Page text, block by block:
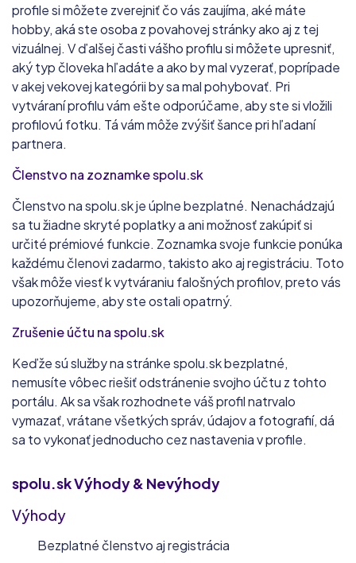
profile si môžete zverejniť čo vás zaujíma, aké máte
hobby, aká ste osoba z povahovej stránky ako aj z tej
vizuálnej. V ďalšej časti vášho profilu si môžete upresniť,
aký typ človeka hľadáte a ako by mal vyzerať, poprípade
v akej vekovej kategórii by sa mal pohybovať. Pri
vytváraní profilu vám ešte odporúčame, aby ste si vložili
profilovú fotku. Tá vám môže zvýšiť šance pri hľadaní
partnera.
Členstvo na zoznamke spolu.sk
Členstvo na spolu.sk je úplne bezplatné. Nenachádzajú
sa tu žiadne skryté poplatky a ani možnosť zakúpiť si
určité prémiové funkcie. Zoznamka svoje funkcie ponúka
každému členovi zadarmo, takisto ako aj registráciu. Toto
však môže viesť k vytváraniu falošných profilov, preto vás
upozorňujeme, aby ste ostali opatrný.
Zrušenie účtu na spolu.sk
Keďže sú služby na stránke spolu.sk bezplatné,
nemusíte vôbec riešiť odstránenie svojho účtu z tohto
portálu. Ak sa však rozhodnete váš profil natrvalo
vymazať, vrátane všetkých správ, údajov a fotografií, dá
sa to vykonať jednoducho cez nastavenia v profile.
spolu.skVýhody & Nevýhody
Výhody
Bezplatné členstvo aj registrácia